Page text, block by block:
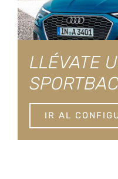
LLÉVATE
IR AL